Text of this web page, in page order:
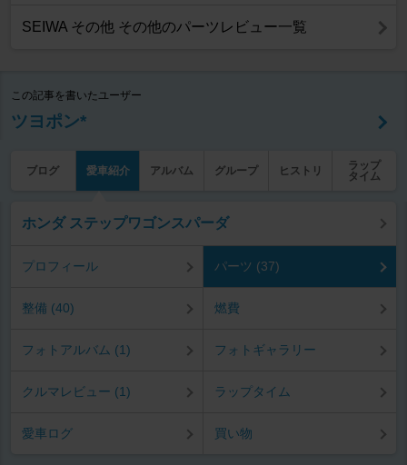
SEIWA その他 その他のパーツレビュー一覧
この記事を書いたユーザー
ツヨポン*
ブログ 愛車紹介 アルバム グループ ヒストリ
ラップ
タイム
ホンダ ステップワゴンスパーダ
プロフィール パーツ (37)
整備 (40) 燃費
フォトアルバム (1) フォトギャラリー
クルマレビュー (1) ラップタイム
愛車ログ 買い物